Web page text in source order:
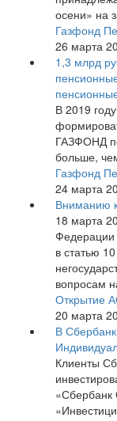
осени» на
Газфонд
26 марта
1,3 млрд
В 2019
ГАЗФОНД
больше,
Газфонд
24 марта
Вниманию
18 марта
Федерации
в статью
вопросам
Открытие
20 марта
В
Клиенты
«Сбербанк